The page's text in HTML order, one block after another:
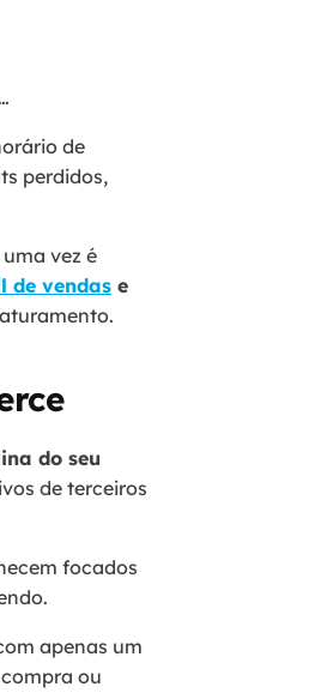
de
perdidos,
vez é
de vendas e
do seu
de terceiros
focados
apenas um
ou